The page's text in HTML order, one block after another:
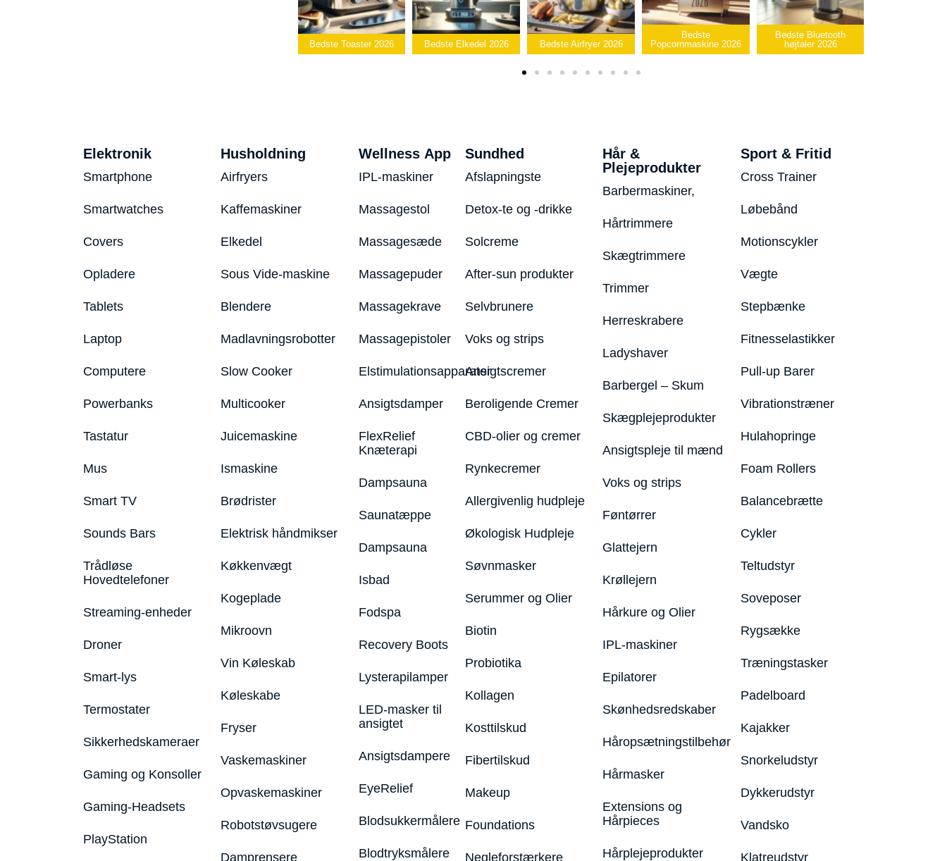
Bedste Elkedel 2026 Bedste Airfryer 2026
Bedste
Popcornmaskine 2026
Bedste Bluetooth
højtaler 2026
Bedste infrarøde
varmepude 2026
Elektronik
Smartphone
Smartwatches
Covers
Opladere
Tablets
Laptop
Computere
Powerbanks
Tastatur
Mus
Smart TV
Sounds Bars
Trådløse
Hovedtelefoner
Streaming-enheder
Droner
Smart-lys
Termostater
Sikkerhedskameraer
Gaming og Konsoller
Gaming-Headsets
PlayStation
Husholdning
Airfryers
Kaffemaskiner
Elkedel
Sous Vide-maskine
Blendere
Madlavningsrobotter
Slow Cooker
Multicooker
Juicemaskine
Ismaskine
Brødrister
Elektrisk håndmikser
Køkkenvægt
Kogeplade
Mikroovn
Vin Køleskab
Køleskabe
Fryser
Vaskemaskiner
Opvaskemaskiner
Robotstøvsugere
Damprensere
Wellness App
IPL-maskiner
Massagestol
Massagesæde
Massagepuder
Massagekrave
Massagepistoler
Elstimulationsapparater
Ansigtsdamper
FlexRelief
Knæterapi
Dampsauna
Saunatæppe
Dampsauna
Isbad
Fodspa
Recovery Boots
Lysterapilamper
LED-masker til
ansigtet
Ansigtsdampere
EyeRelief
Blodsukkermålere
Blodtryksmålere
Sundhed
Afslapningste
Detox-te og -drikke
Solcreme
After-sun produkter
Selvbrunere
Voks og strips
Ansigtscremer
Beroligende Cremer
CBD-olier og cremer
Rynkecremer
Allergivenlig hudpleje
Økologisk Hudpleje
Søvnmasker
Serummer og Olier
Biotin
Probiotika
Kollagen
Kosttilskud
Fibertilskud
Makeup
Foundations
Negleforstærkere
Hår &
Plejeprodukter
Barbermaskiner,
Hårtrimmere
Skægtrimmere
Trimmer
Herreskrabere
Ladyshaver
Barbergel – Skum
Skægplejeprodukter
Ansigtspleje til mænd
Voks og strips
Føntørrer
Glattejern
Krøllejern
Hårkure og Olier
IPL-maskiner
Epilatorer
Skønhedsredskaber
Håropsætningstilbehør
Hårmasker
Extensions og
Hårpieces
Hårplejeprodukter
Sport & Fritid
Cross Trainer
Løbebånd
Motionscykler
Vægte
Stepbænke
Fitnesselastikker
Pull-up Barer
Vibrationstræner
Hulahopringe
Foam Rollers
Balancebrætte
Cykler
Teltudstyr
Soveposer
Rygsække
Træningstasker
Padelboard
Kajakker
Snorkeludstyr
Dykkerudstyr
Vandsko
Klatreudstyr